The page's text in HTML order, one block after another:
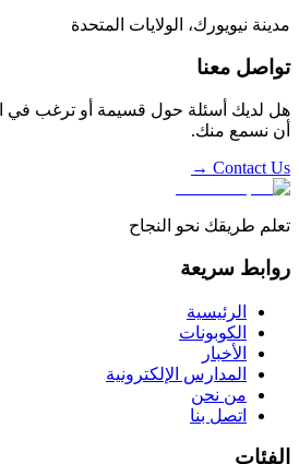
مدينة نيويورك، الولايات المتحدة
تواصل معنا
هل لديك أسئلة حول قسيمة أو ترغب في
أن نسمع منك.
Contact Us →
تعلم طريقك نحو النجاح
روابط سريعة
الرئيسية
الكوبونات
الأخبار
المدارس الإلكترونية
من نحن
اتصل بنا
الفئات